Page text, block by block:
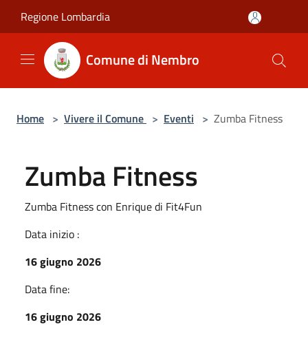
Regione Lombardia
Comune di Nembro
Home > Vivere il Comune > Eventi > Zumba Fitness
Zumba Fitness
Zumba Fitness con Enrique di Fit4Fun
Data inizio :
16 giugno 2026
Data fine:
16 giugno 2026